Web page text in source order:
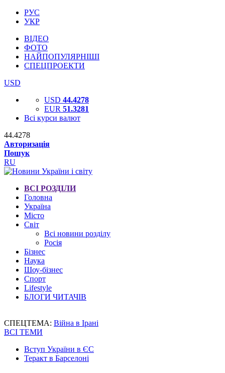
РУС
УКР
ВІДЕО
ФОТО
НАЙПОПУЛЯРНІШІ
СПЕЦПРОЕКТИ
USD
USD 44.4278
EUR 51.3281
Всі курси валют
44.4278
Авторизація
Пошук
RU
ВСІ РОЗДІЛИ
Головна
Україна
Місто
Світ
Всі новини розділу
Росія
Бізнес
Наука
Шоу-бізнес
Спорт
Lifestyle
БЛОГИ ЧИТАЧІВ
СПЕЦТЕМА: Війна в Ірані
ВСІ ТЕМИ
Вступ України в ЄС
Теракт в Барселоні